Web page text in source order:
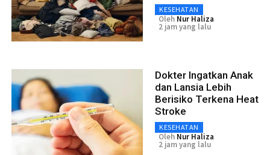
KESEHATAN
Oleh Nur Haliza
2 jam yang lalu
Dokter Ingatkan Anak
dan Lansia Lebih
Berisiko Terkena Heat
Stroke
KESEHATAN
Oleh Nur Haliza
2 jam yang lalu